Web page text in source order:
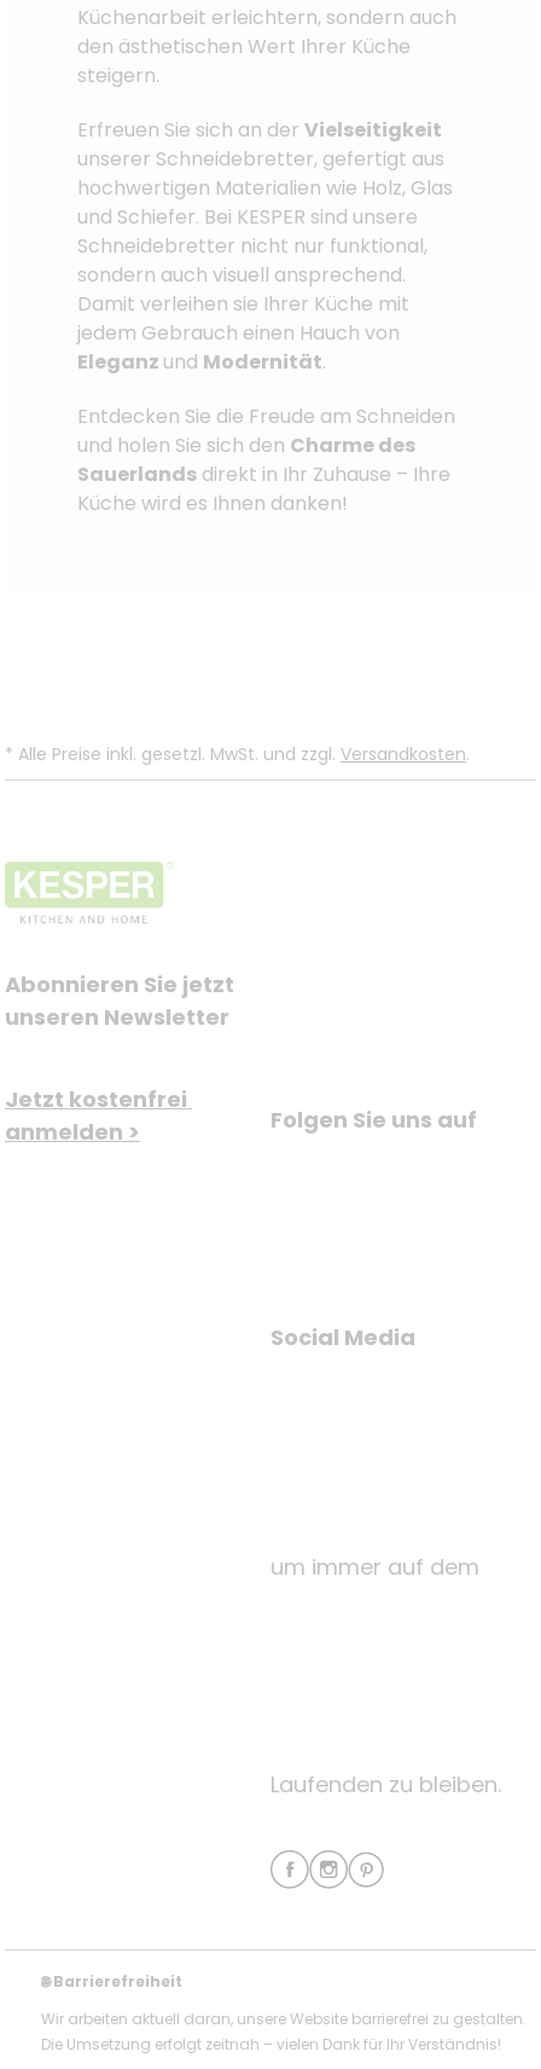
Küchenarbeit erleichtern, sondern auch
den ästhetischen Wert Ihrer Küche
steigern.
Erfreuen Sie sich an der Vielseitigkeit
unserer Schneidebretter, gefertigt aus
hochwertigen Materialien wie Holz, Glas
und Schiefer. Bei KESPER sind unsere
Schneidebretter nicht nur funktional,
sondern auch visuell ansprechend.
Damit verleihen sie Ihrer Küche mit
jedem Gebrauch einen Hauch von
Eleganz und Modernität.
Entdecken Sie die Freude am Schneiden
und holen Sie sich den Charme des
Sauerlands direkt in Ihr Zuhause – Ihre
Küche wird es Ihnen danken!
* Alle Preise inkl. gesetzl. MwSt. und zzgl. Versandkosten.
Abonnieren Sie jetzt
unseren Newsletter
Jetzt kostenfrei
anmelden >
Folgen Sie uns auf
Social Media
um immer auf dem
Laufenden zu bleiben.
🌐Barrierefreiheit
Wir arbeiten aktuell daran, unsere Website barrierefrei zu gestalten.
Die Umsetzung erfolgt zeitnah – vielen Dank für Ihr Verständnis!